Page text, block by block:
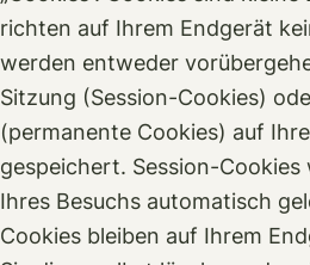
richten auf Ihrem Endgerät
werden entweder
Sitzung (Session-Cookies)
(permanente Cookies) auf
gespeichert. Session-Cookies
Ihres Besuchs automatisch
Cookies bleiben auf Ihrem